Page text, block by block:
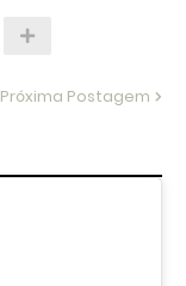
Próxima Postagem